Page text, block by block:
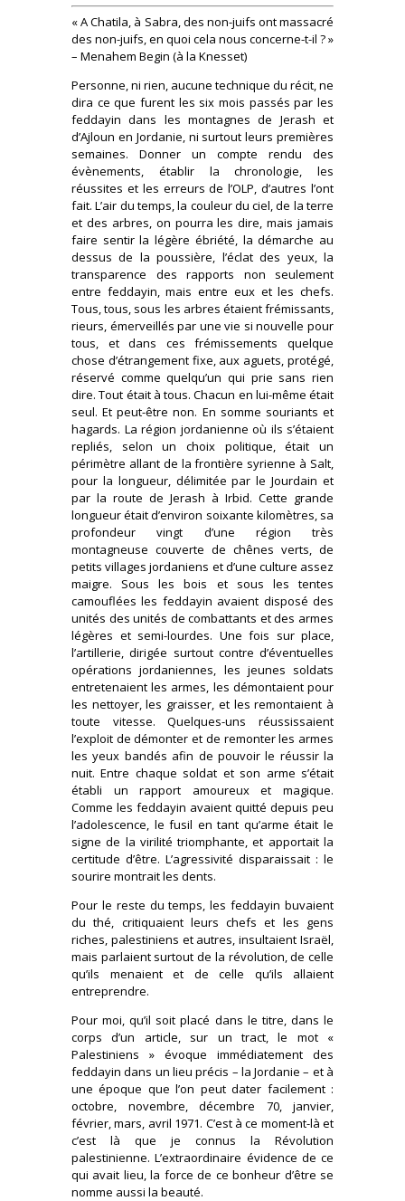
« A Chatila, à Sabra, des non-juifs ont massacré
des non-juifs, en quoi cela nous concerne-t-il ? »
– Menahem Begin (à la Knesset)
Personne, ni rien, aucune technique du récit, ne
dira ce que furent les six mois passés par les
feddayin dans les montagnes de Jerash et
d’Ajloun en Jordanie, ni surtout leurs premières
semaines. Donner un compte rendu des
évènements, établir la chronologie, les
réussites et les erreurs de l’OLP, d’autres l’ont
fait. L’air du temps, la couleur du ciel, de la terre
et des arbres, on pourra les dire, mais jamais
faire sentir la légère ébriété, la démarche au
dessus de la poussière, l’éclat des yeux, la
transparence des rapports non seulement
entre feddayin, mais entre eux et les chefs.
Tous, tous, sous les arbres étaient frémissants,
rieurs, émerveillés par une vie si nouvelle pour
tous, et dans ces frémissements quelque
chose d’étrangement fixe, aux aguets, protégé,
réservé comme quelqu’un qui prie sans rien
dire. Tout était à tous. Chacun en lui-même était
seul. Et peut-être non. En somme souriants et
hagards. La région jordanienne où ils s’étaient
repliés, selon un choix politique, était un
périmètre allant de la frontière syrienne à Salt,
pour la longueur, délimitée par le Jourdain et
par la route de Jerash à Irbid. Cette grande
longueur était d’environ soixante kilomètres, sa
profondeur vingt d’une région très
montagneuse couverte de chênes verts, de
petits villages jordaniens et d’une culture assez
maigre. Sous les bois et sous les tentes
camouflées les feddayin avaient disposé des
unités des unités de combattants et des armes
légères et semi-lourdes. Une fois sur place,
l’artillerie, dirigée surtout contre d’éventuelles
opérations jordaniennes, les jeunes soldats
entretenaient les armes, les démontaient pour
les nettoyer, les graisser, et les remontaient à
toute vitesse. Quelques-uns réussissaient
l’exploit de démonter et de remonter les armes
les yeux bandés afin de pouvoir le réussir la
nuit. Entre chaque soldat et son arme s’était
établi un rapport amoureux et magique.
Comme les feddayin avaient quitté depuis peu
l’adolescence, le fusil en tant qu’arme était le
signe de la virilité triomphante, et apportait la
certitude d’être. L’agressivité disparaissait : le
sourire montrait les dents.
Pour le reste du temps, les feddayin buvaient
du thé, critiquaient leurs chefs et les gens
riches, palestiniens et autres, insultaient Israël,
mais parlaient surtout de la révolution, de celle
qu’ils menaient et de celle qu’ils allaient
entreprendre.
Pour moi, qu’il soit placé dans le titre, dans le
corps d’un article, sur un tract, le mot «
Palestiniens » évoque immédiatement des
feddayin dans un lieu précis – la Jordanie – et à
une époque que l’on peut dater facilement :
octobre, novembre, décembre 70, janvier,
février, mars, avril 1971. C’est à ce moment-là et
c’est là que je connus la Révolution
palestinienne. L’extraordinaire évidence de ce
qui avait lieu, la force de ce bonheur d’être se
nomme aussi la beauté.